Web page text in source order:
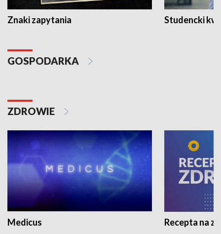
Znaki zapytania Studencki
GOSPODARKA
ZDROWIE
Medicus Recepta na